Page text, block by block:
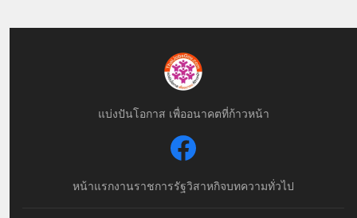
แบ่งปันโอกาส เพื่ออนาคตที่ก้าวหน้า
หน้าแรกงานราชการรัฐวิสาหกิจบทความทั่วไป